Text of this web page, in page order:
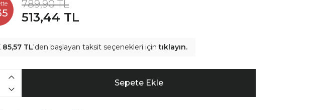
789,90 TL
513,44 TL
85,57 TL'den başlayan taksit seçenekleri içintıklayın.
Sepete Ekle